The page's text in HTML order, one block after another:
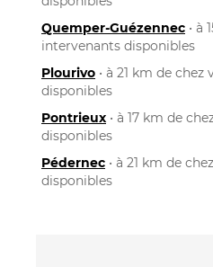
Quemper-Guézennec • à
intervenants disponibles
Plourivo • à 21 km de
disponibles
Pontrieux • à 17 km de
disponibles
Pédernec • à 21 km de
disponibles